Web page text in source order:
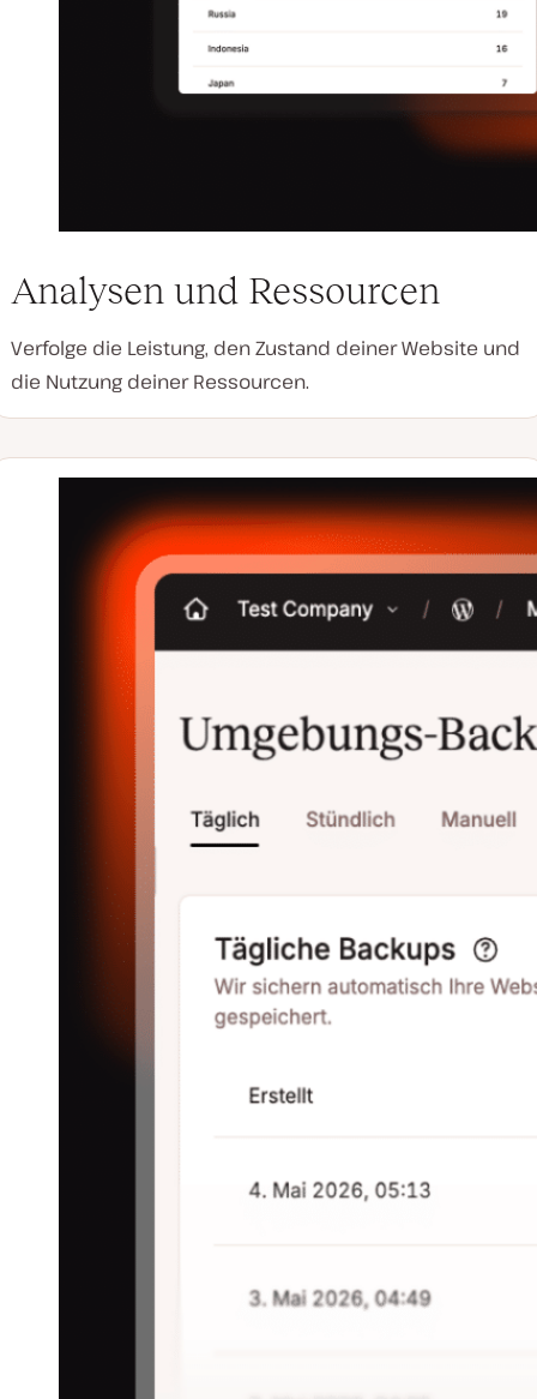
Analysen und Ressourcen
Verfolge die Leistung, den Zustand deiner Website und
die Nutzung deiner Ressourcen.